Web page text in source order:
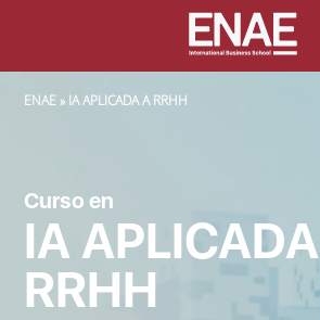
SOBRESCRIBIR ENLACES DE AYUDA A LA NAVEGACIÓN
ENAE IA APLICADA A RRHH
Curso en
IA
RRHH